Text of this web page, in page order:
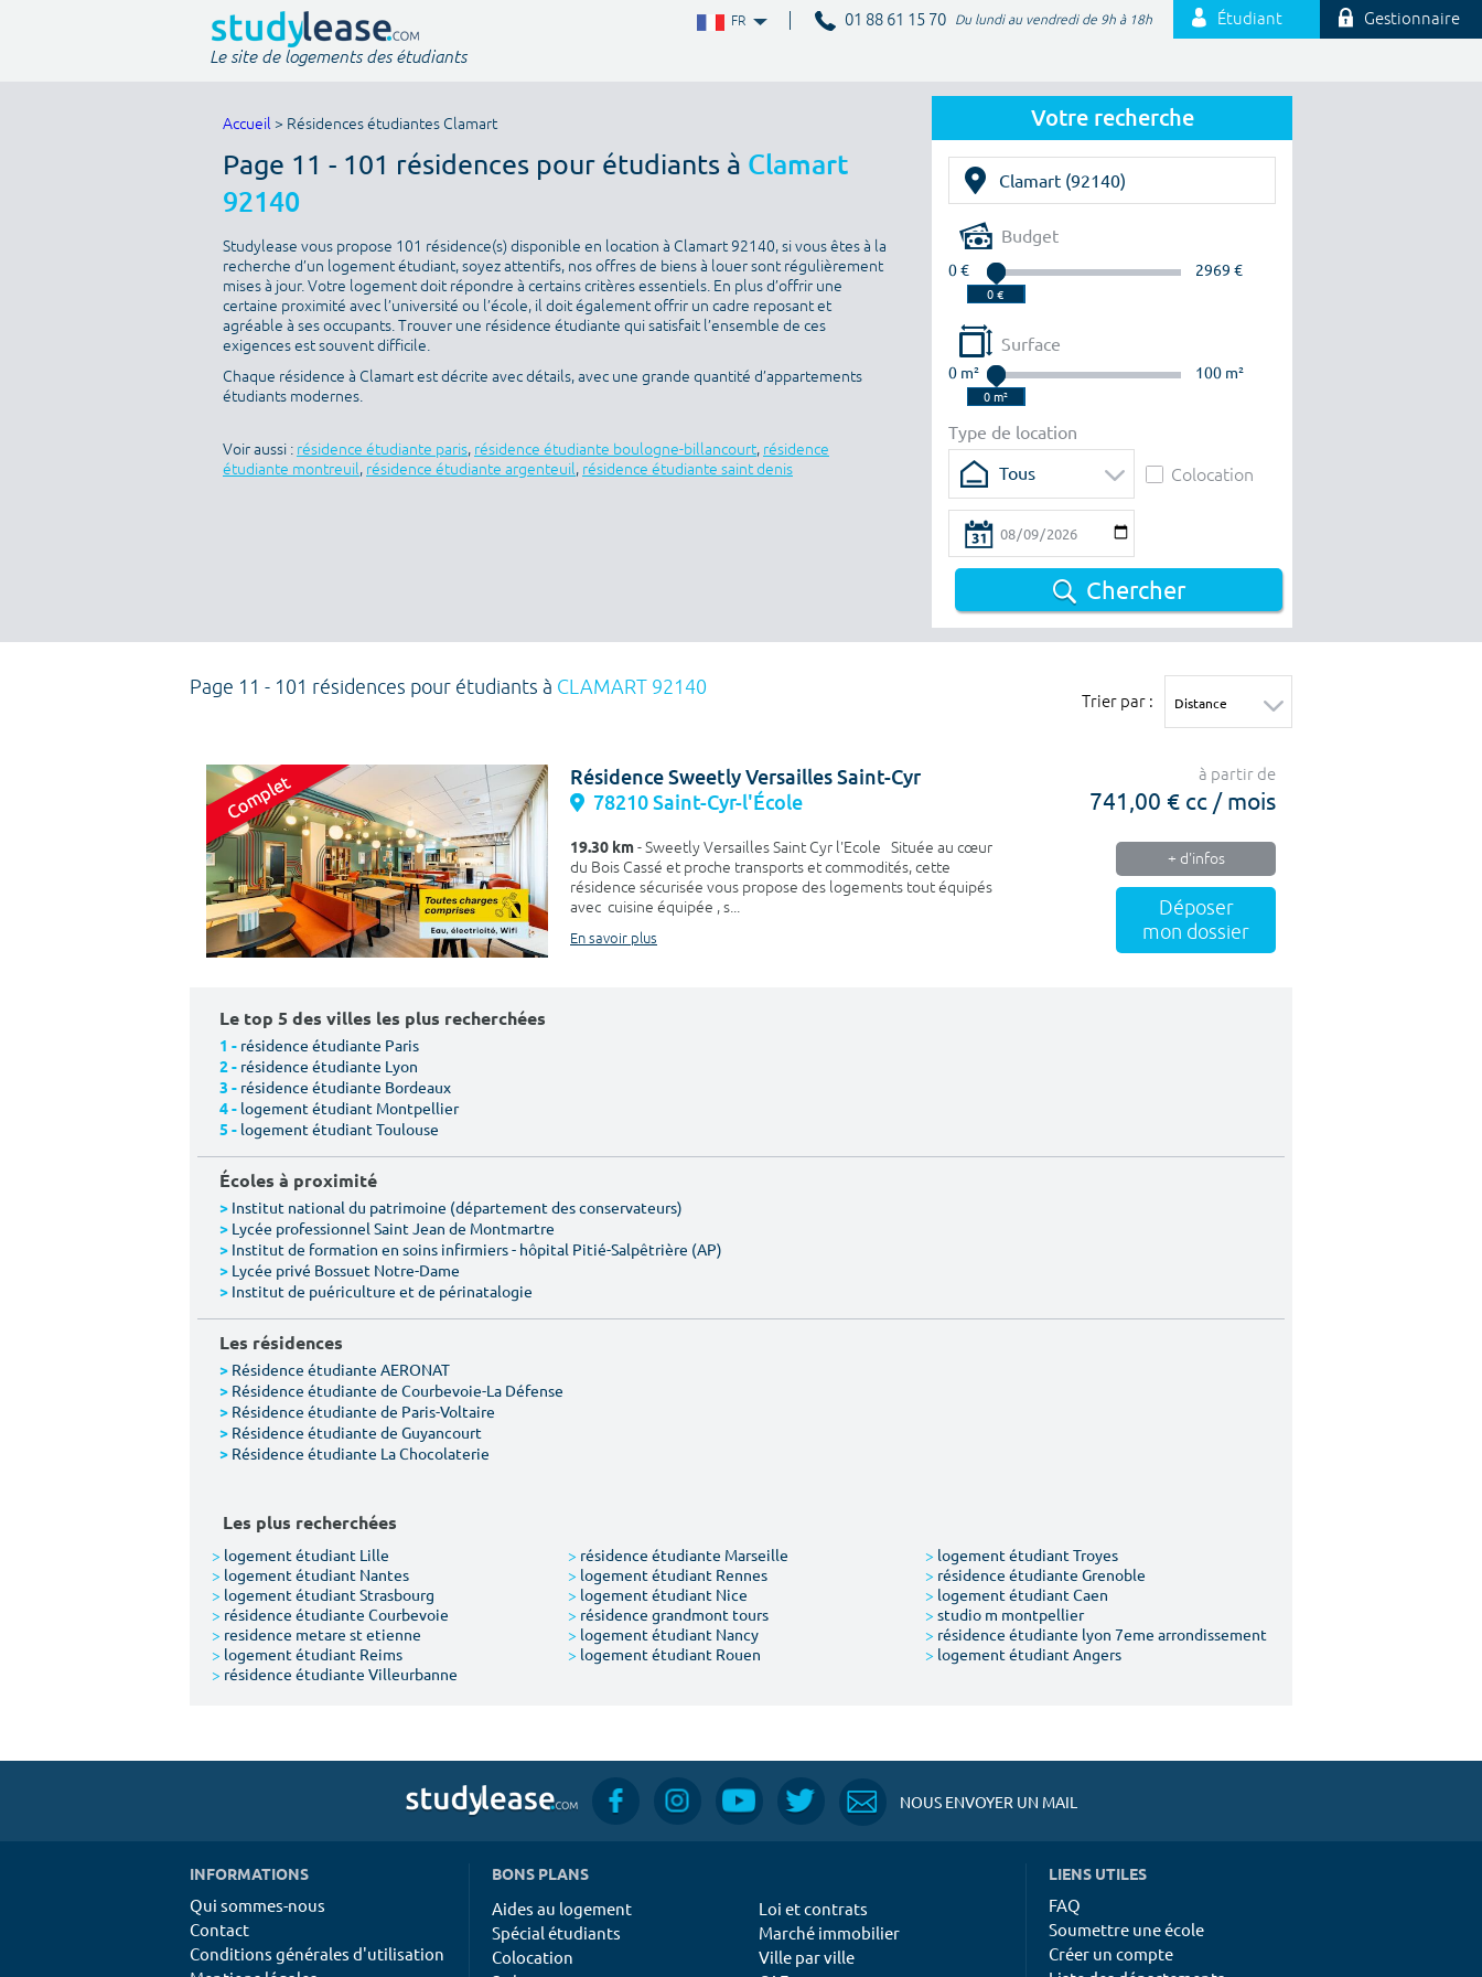
FR 01 88 61 15 70 Du lundi au vendredi de 9h à 18h Étudiant Gestionnaire
Le site de logements des étudiants
Votre recherche
Budget
0 € 2969 €
Surface
0 m² 100 m²
Type de location
Tous
Colocation
Chercher
Accueil > Résidences étudiantes Clamart
Page 11 - 101 résidences pour étudiants à Clamart
92140
Studylease vous propose 101 résidence(s) disponible en location à Clamart 92140, si vous êtes à la
recherche d’un logement étudiant, soyez attentifs, nos offres de biens à louer sont régulièrement
mises à jour. Votre logement doit répondre à certains critères essentiels. En plus d’offrir une
certaine proximité avec l’université ou l’école, il doit également offrir un cadre reposant et
agréable à ses occupants. Trouver une résidence étudiante qui satisfait l’ensemble de ces
exigences est souvent difficile.
Chaque résidence à Clamart est décrite avec détails, avec une grande quantité d’appartements
étudiants modernes.
Voir aussi : résidence étudiante paris, résidence étudiante boulogne-billancourt, résidence
étudiante montreuil, résidence étudiante argenteuil, résidence étudiante saint denis
Page 11 - 101 résidences pour étudiants à CLAMART 92140
Trier par :
Résidence Sweetly Versailles Saint-Cyr
78210 Saint-Cyr-l'École
19.30 km- Sweetly Versailles Saint Cyr l'Ecole Située au cœur
du Bois Cassé et proche transports et commodités, cette
résidence sécurisée vous propose des logements tout équipés
avec cuisine équipée , s...
En savoir plus
à partir de
741,00 € cc / mois
+ d'infos
Déposer
mon dossier
Le top 5 des villes les plus recherchées
1 - résidence étudiante Paris
2 - résidence étudiante Lyon
3 - résidence étudiante Bordeaux
4 - logement étudiant Montpellier
5 - logement étudiant Toulouse
Écoles à proximité
> Institut national du patrimoine (département des conservateurs)
> Lycée professionnel Saint Jean de Montmartre
> Institut de formation en soins infirmiers - hôpital Pitié-Salpêtrière (AP)
> Lycée privé Bossuet Notre-Dame
> Institut de puériculture et de périnatalogie
Les résidences
> Résidence étudiante AERONAT
> Résidence étudiante de Courbevoie-La Défense
> Résidence étudiante de Paris-Voltaire
> Résidence étudiante de Guyancourt
> Résidence étudiante La Chocolaterie
Les plus recherchées
> logement étudiant Lille > résidence étudiante Marseille > logement étudiant Troyes
> logement étudiant Nantes > logement étudiant Rennes > résidence étudiante Grenoble
> logement étudiant Strasbourg > logement étudiant Nice > logement étudiant Caen
> résidence étudiante Courbevoie > résidence grandmont tours > studio m montpellier
> residence metare st etienne > logement étudiant Nancy > résidence étudiante lyon 7eme arrondissement
> logement étudiant Reims > logement étudiant Rouen > logement étudiant Angers
> résidence étudiante Villeurbanne
NOUS ENVOYER UN MAIL
INFORMATIONS
Qui sommes-nous
Contact
Conditions générales d'utilisation
BONS PLANS
Aides au logement
Spécial étudiants
Colocation
Loi et contrats
Marché immobilier
Ville par ville
LIENS UTILES
FAQ
Soumettre une école
Créer un compte